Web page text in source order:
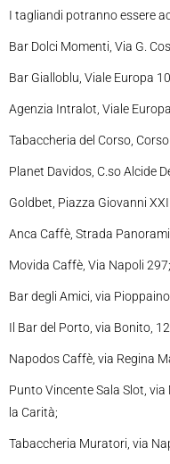
I tagliandi potranno essere
Bar Dolci Momenti, Via G.
Bar Gialloblu, Viale Europa
Agenzia Intralot, Viale
Tabaccheria del Corso,
Planet Davidos, C.so Alcide
Goldbet, Piazza Giovanni
Anca Caffè, Strada
Movida Caffè, Via Napoli 297;
Bar degli Amici, via
Il Bar del Porto, via Bonito,
Napodos Caffè, via Regina
Punto Vincente Sala Slot,
la Carità;
Tabaccheria Muratori, via